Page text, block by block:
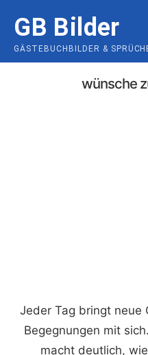
content
GB Bilder
GÄSTEBUCHBILDER &
wünsche
Jeder Tag bringt neue
Begegnungen mit
macht deutlich,